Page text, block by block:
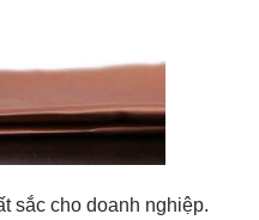
sắc cho doanh nghiệp.